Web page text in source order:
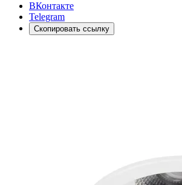
ВКонтакте
Telegram
Скопировать ссылку